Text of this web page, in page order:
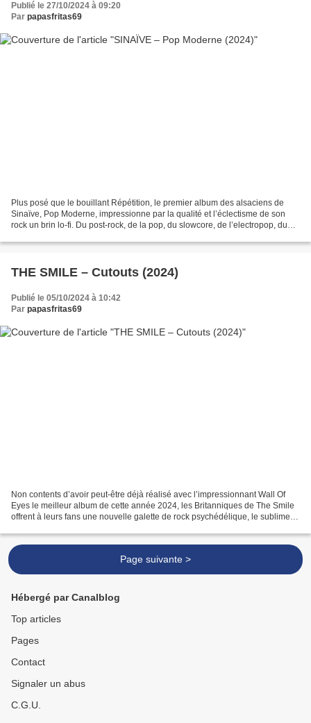
Publié le 27/10/2024 à 09:20
Par papasfritas69
Plus posé que le bouillant Répétition, le premier album des alsaciens de
Sinaïve, Pop Moderne, impressionne par la qualité et l’éclectisme de son
rock un brin lo-fi. Du post-rock, de la pop, du slowcore, de l’electropop, du
THE SMILE – Cutouts (2024)
Publié le 05/10/2024 à 10:42
Par papasfritas69
Non contents d’avoir peut-être déjà réalisé avec l’impressionnant Wall Of
Eyes le meilleur album de cette année 2024, les Britanniques de The Smile
offrent à leurs fans une nouvelle galette de rock psychédélique, le sublime
Page suivante >
Hébergé par Canalblog
Top articles
Pages
Contact
Signaler un abus
C.G.U.